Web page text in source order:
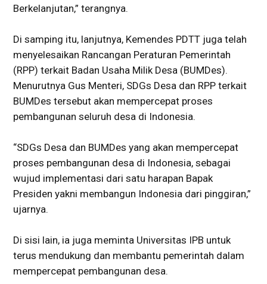
Berkelanjutan,” terangnya.
Di samping itu, lanjutnya, Kemendes PDTT juga telah
menyelesaikan Rancangan Peraturan Pemerintah
(RPP) terkait Badan Usaha Milik Desa (BUMDes).
Menurutnya Gus Menteri, SDGs Desa dan RPP terkait
BUMDes tersebut akan mempercepat proses
pembangunan seluruh desa di Indonesia.
“SDGs Desa dan BUMDes yang akan mempercepat
proses pembangunan desa di Indonesia, sebagai
wujud implementasi dari satu harapan Bapak
Presiden yakni membangun Indonesia dari pinggiran,”
ujarnya.
Di sisi lain, ia juga meminta Universitas IPB untuk
terus mendukung dan membantu pemerintah dalam
mempercepat pembangunan desa.